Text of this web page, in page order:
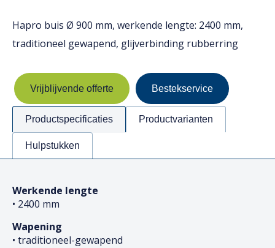
Hapro buis Ø 900 mm, werkende lengte: 2400 mm,
traditioneel gewapend, glijverbinding rubberring
Vrijblijvende offerte Bestekservice
Productspecificaties Productvarianten
Hulpstukken
Werkende lengte
• 2400 mm
Wapening
• traditioneel-gewapend